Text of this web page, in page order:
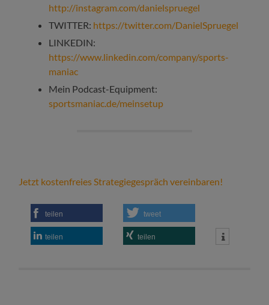
http://instagram.com/danielspruegel
TWITTER: https://twitter.com/DanielSpruegel
LINKEDIN:
https://www.linkedin.com/company/sports-
maniac
Mein Podcast-Equipment:
sportsmaniac.de/meinsetup
Jetzt kostenfreies Strategiegespräch vereinbaren!
teilen tweet
teilen teilen